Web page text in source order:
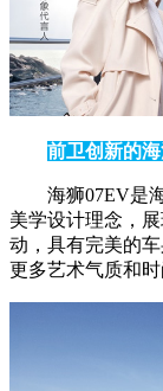
前卫创新的
海狮07EV是
美学设计理念，
动，具有完美的
更多艺术气质和时